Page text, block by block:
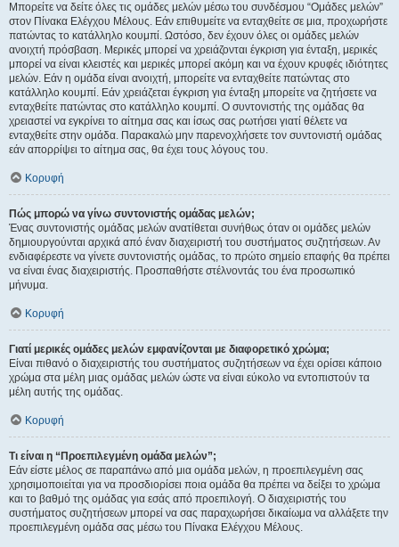
Μπορείτε να δείτε όλες τις ομάδες μελών μέσω του συνδέσμου “Ομάδες μελών”
στον Πίνακα Ελέγχου Μέλους. Εάν επιθυμείτε να ενταχθείτε σε μια, προχωρήστε
πατώντας το κατάλληλο κουμπί. Ωστόσο, δεν έχουν όλες οι ομάδες μελών
ανοιχτή πρόσβαση. Μερικές μπορεί να χρειάζονται έγκριση για ένταξη, μερικές
μπορεί να είναι κλειστές και μερικές μπορεί ακόμη και να έχουν κρυφές ιδιότητες
μελών. Εάν η ομάδα είναι ανοιχτή, μπορείτε να ενταχθείτε πατώντας στο
κατάλληλο κουμπί. Εάν χρειάζεται έγκριση για ένταξη μπορείτε να ζητήσετε να
ενταχθείτε πατώντας στο κατάλληλο κουμπί. Ο συντονιστής της ομάδας θα
χρειαστεί να εγκρίνει το αίτημα σας και ίσως σας ρωτήσει γιατί θέλετε να
ενταχθείτε στην ομάδα. Παρακαλώ μην παρενοχλήσετε τον συντονιστή ομάδας
εάν απορρίψει το αίτημα σας, θα έχει τους λόγους του.
Κορυφή
Πώς μπορώ να γίνω συντονιστής ομάδας μελών;
Ένας συντονιστής ομάδας μελών ανατίθεται συνήθως όταν οι ομάδες μελών
δημιουργούνται αρχικά από έναν διαχειριστή του συστήματος συζητήσεων. Αν
ενδιαφέρεστε να γίνετε συντονιστής ομάδας, το πρώτο σημείο επαφής θα πρέπει
να είναι ένας διαχειριστής. Προσπαθήστε στέλνοντάς του ένα προσωπικό
μήνυμα.
Κορυφή
Γιατί μερικές ομάδες μελών εμφανίζονται με διαφορετικό χρώμα;
Είναι πιθανό ο διαχειριστής του συστήματος συζητήσεων να έχει ορίσει κάποιο
χρώμα στα μέλη μιας ομάδας μελών ώστε να είναι εύκολο να εντοπιστούν τα
μέλη αυτής της ομάδας.
Κορυφή
Τι είναι η “Προεπιλεγμένη ομάδα μελών”;
Εάν είστε μέλος σε παραπάνω από μια ομάδα μελών, η προεπιλεγμένη σας
χρησιμοποιείται για να προσδιορίσει ποια ομάδα θα πρέπει να δείξει το χρώμα
και το βαθμό της ομάδας για εσάς από προεπιλογή. Ο διαχειριστής του
συστήματος συζητήσεων μπορεί να σας παραχωρήσει δικαίωμα να αλλάξετε την
προεπιλεγμένη ομάδα σας μέσω του Πίνακα Ελέγχου Μέλους.